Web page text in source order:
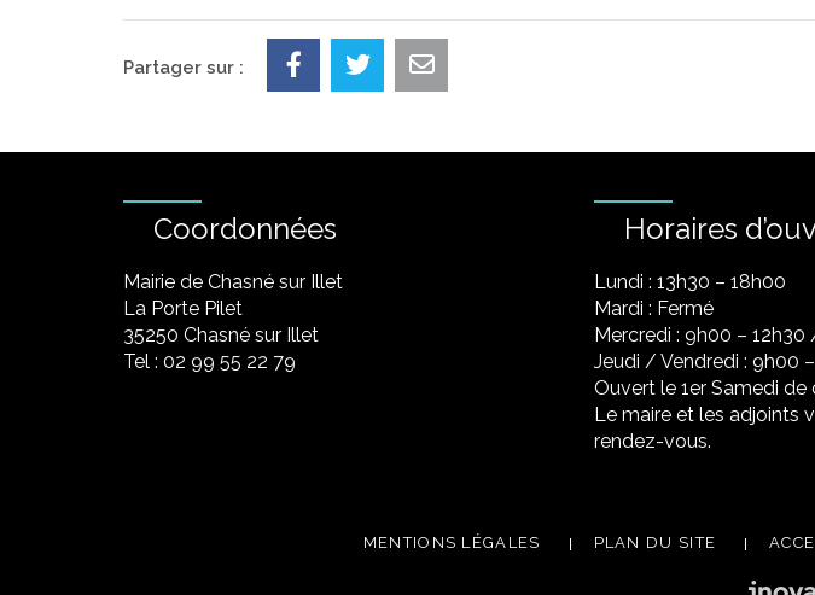
Partager sur :
Coordonnées
Mairie de Chasné sur Illet
La Porte Pilet
35250 Chasné sur Illet
Tel : 02 99 55 22 79
Horaires
Lundi : 13h30 – 18h00
Mardi : Fermé
Mercredi : 9h00 –
Jeudi / Vendredi : 9h00
Ouvert le 1er Samedi de
Le maire et les adjoints
rendez-vous.
MENTIONS LÉGALES PLAN DU SITE